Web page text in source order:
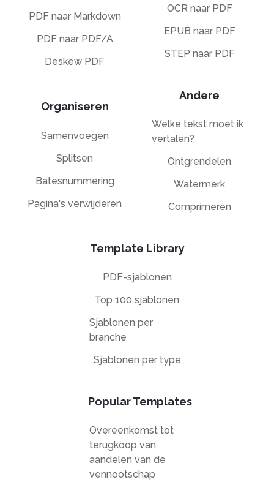
PDF naar Markdown
PDF naar PDF/A
Deskew PDF
Organiseren
Samenvoegen
Splitsen
Batesnummering
Pagina's verwijderen
OCR naar PDF
EPUB naar PDF
STEP naar PDF
Andere
Welke tekst moet ik
vertalen?
Ontgrendelen
Watermerk
Comprimeren
Template Library
PDF-sjablonen
Top 100 sjablonen
Sjablonen per
branche
Sjablonen per type
Popular Templates
Overeenkomst tot
terugkoop van
aandelen van de
vennootschap